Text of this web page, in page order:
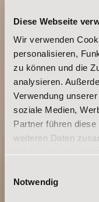
Diese Webseite
Wir verwenden
personalisieren,
zu können und die
analysieren.
Verwendung
soziale Medien,
Partner führen
weiteren Daten
unserer
Notwendig